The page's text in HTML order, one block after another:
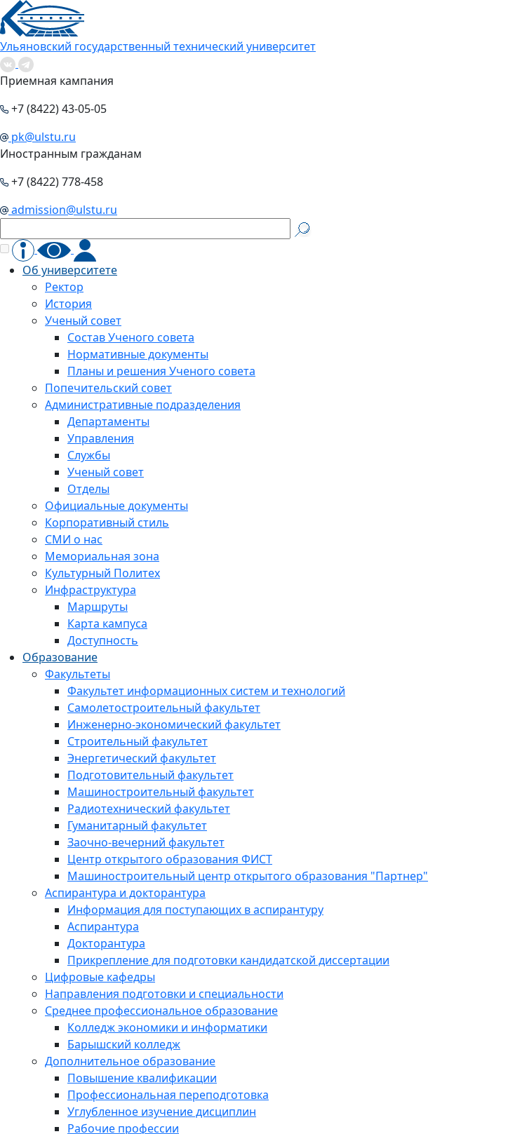
Ульяновский государственный технический университет
Приемная кампания
+7 (8422) 43-05-05
pk@ulstu.ru
Иностранным гражданам
+7 (8422) 778-458
admission@ulstu.ru
Об университете
Ректор
История
Ученый совет
Состав Ученого совета
Нормативные документы
Планы и решения Ученого совета
Попечительский совет
Административные подразделения
Департаменты
Управления
Службы
Ученый совет
Отделы
Официальные документы
Корпоративный стиль
СМИ о нас
Мемориальная зона
Культурный Политех
Инфраструктура
Маршруты
Карта кампуса
Доступность
Образование
Факультеты
Факультет информационных систем и технологий
Самолетостроительный факультет
Инженерно-экономический факультет
Строительный факультет
Энергетический факультет
Подготовительный факультет
Машиностроительный факультет
Радиотехнический факультет
Гуманитарный факультет
Заочно-вечерний факультет
Центр открытого образования ФИСТ
Машиностроительный центр открытого образования "Партнер"
Аспирантура и докторантура
Информация для поступающих в аспирантуру
Аспирантура
Докторантура
Прикрепление для подготовки кандидатской диссертации
Цифровые кафедры
Направления подготовки и специальности
Среднее профессиональное образование
Колледж экономики и информатики
Барышский колледж
Дополнительное образование
Повышение квалификации
Профессиональная переподготовка
Углубленное изучение дисциплин
Рабочие профессии